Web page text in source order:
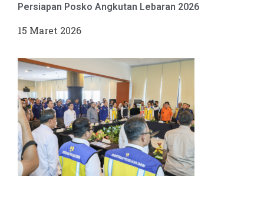
Persiapan Posko Angkutan Lebaran 2026
15 Maret 2026